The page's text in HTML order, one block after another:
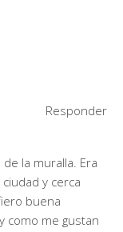
la muralla. Era
y cerca
buena
como me gustan
Responder